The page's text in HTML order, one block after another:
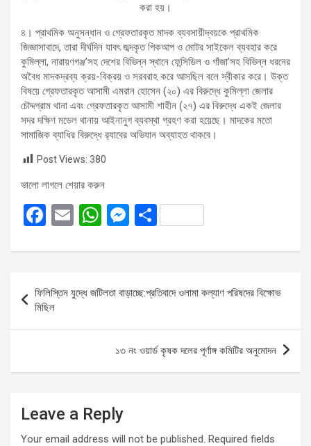
করা হয়।
৪। প্রাথমিক অনুসন্ধান ও গ্রেফতারকৃত মাদক ব্যবসায়ীদ্বয়কে প্রাথমিক
জিজ্ঞাসাবাদে, তারা দীর্ঘদিন যাবৎ জব্দকৃত পিকআপ ও মোটর সাইকেল ব্যবহার করে
কুমিল্লা, নারায়ণগঞ্জ’সহ দেশের বিভিন্ন স্থানে ফেন্সিডিল ও গাঁজা’সহ বিভিন্ন ধরনের
অবৈধ মাদকদ্রব্য ক্রয়-বিক্রয় ও সরবরাহ করে আসছিল বলে স্বীকার করে। উক্ত
বিষয়ে গ্রেফতারকৃত আসামী এমরান হোসেন (২০) এর বিরুদ্ধে কুমিল্লা জেলার
চৌদ্দগ্রাম থানা এবং গ্রেফতারকৃত আসামী শাহীন (২৭) এর বিরুদ্ধে একই জেলার
সদর দক্ষিণ মডেল থানায় আইনানুগ ব্যবস্থা গ্রহণ করা হয়েছে। মাদকের মতো
সামাজিক ব্যাধির বিরুদ্ধে র‌্যাবের অভিযান অব্যাহত থাকবে।
Post Views: 380
ভালো লাগলে শেয়ার করুন
F
ce
b
o
o
E
ail
W
at
s
A
p
M
se
g
er
S
ar
e
navigation
ফিলিস্তিন যুদ্ধে জটিলতা বাড়াচ্ছে:প্রতিবাদে ওলামা কল্যাণ পরিষদের বিক্ষোভ
মিছিল
১৩ নং ওয়ার্ড কৃষক দলের পূর্ণাঙ্গ কমিটির অনুমোদন
Leave a Reply
Your email address will not be published. Required fields